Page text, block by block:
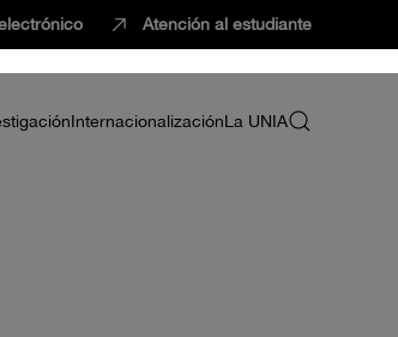
Atención al estudiante
InternacionalizaciónLa UNIA